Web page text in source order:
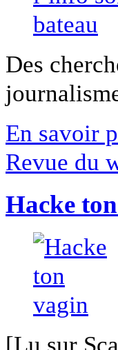
Des
En savoir
Revue du
Hacke
[Lu sur